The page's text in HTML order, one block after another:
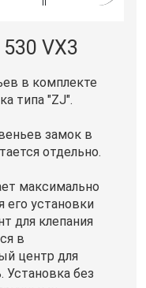
VX3
в комплекте
типа "ZJ".
замок в
отдельно.
максимально
установки
для клепания
в
центр для
Установка без